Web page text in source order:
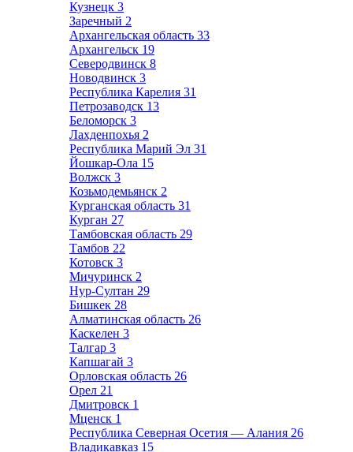
Кузнецк 3
Заречный 2
Архангельская область 33
Архангельск 19
Северодвинск 8
Новодвинск 3
Республика Карелия 31
Петрозаводск 13
Беломорск 3
Лахденпохья 2
Республика Марий Эл 31
Йошкар-Ола 15
Волжск 3
Козьмодемьянск 2
Курганская область 31
Курган 27
Тамбовская область 29
Тамбов 22
Котовск 3
Мичуринск 2
Нур-Султан 29
Бишкек 28
Алматинская область 26
Каскелен 3
Талгар 3
Капшагай 3
Орловская область 26
Орел 21
Дмитровск 1
Мценск 1
Республика Северная Осетия — Алания 26
Владикавказ 15